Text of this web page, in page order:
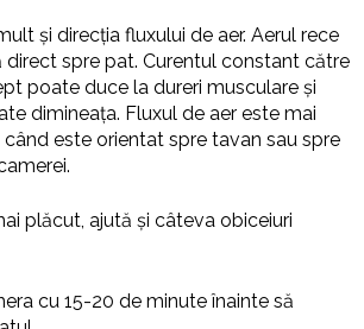
și direcția fluxului de aer. Aerul rece
direct spre pat. Curentul constant către
poate duce la dureri musculare și
dimineața. Fluxul de aer este mai
este orientat spre tavan sau spre
plăcut, ajută și câteva obiceiuri
cu 15-20 de minute înainte să